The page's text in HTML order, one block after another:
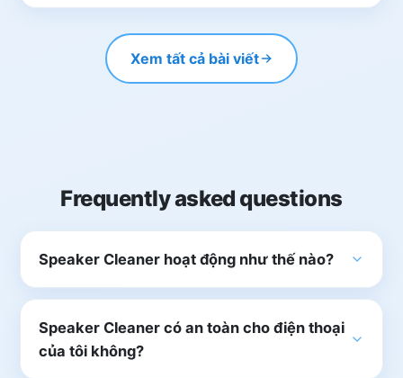
Xem tất cả bài viết
Frequently asked questions
Speaker Cleaner hoạt động như thế nào?
Speaker Cleaner có an toàn cho điện thoại
của tôi không?